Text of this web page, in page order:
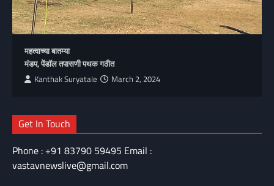
महत्वाच्या बातम्या
मंडप, पेंडॉल तपासणी पथक गठीत
Kanthak Suryatale March 2, 2024
Get In Touch
Phone : +91 83790 59495 Email :
vastavnewslive@gmail.com